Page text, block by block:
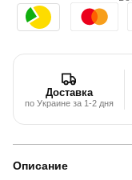
Доставка
по Украине за 1-2 дня
Описание